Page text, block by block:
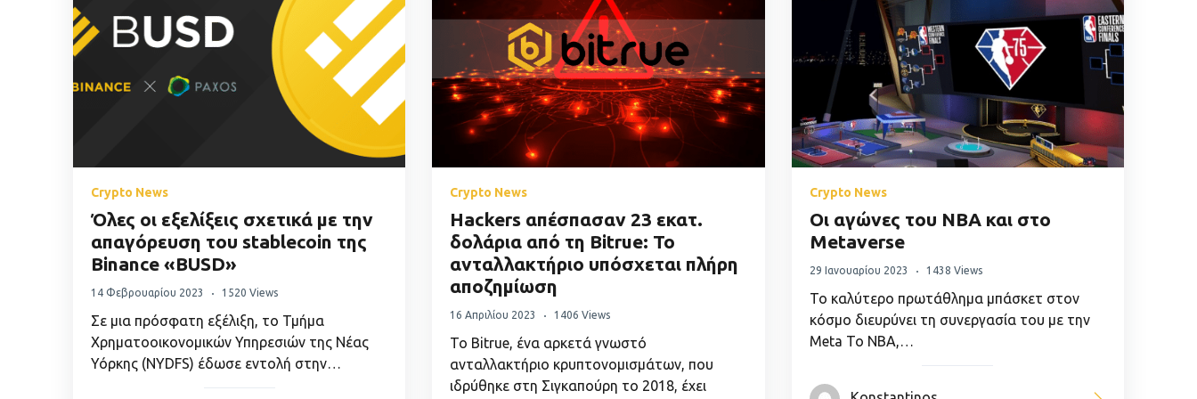
Crypto News
Όλες οι εξελίξεις σχετικά με την
απαγόρευση του stablecoin της
Binance «BUSD»
14 Φεβρουαρίου 2023 1520 Views
Σε μια πρόσφατη εξέλιξη, το Τμήμα
Χρηματοοικονομικών Υπηρεσιών της Νέας
Υόρκης (NYDFS) έδωσε εντολή στην…
Crypto News
Hackers απέσπασαν 23 εκατ.
δολάρια από τη Bitrue: Το
ανταλλακτήριο υπόσχεται πλήρη
αποζημίωση
16 Απριλίου 2023 1406 Views
Το Bitrue, ένα αρκετά γνωστό
ανταλλακτήριo κρυπτονομισμάτων, που
ιδρύθηκε στη Σιγκαπούρη το 2018, έχει
Crypto News
Οι αγώνες του NBA και στο
Metaverse
29 Ιανουαρίου 2023 1438 Views
Το καλύτερο πρωτάθλημα μπάσκετ στον
κόσμο διευρύνει τη συνεργασία του με την
Meta Το NBA,…